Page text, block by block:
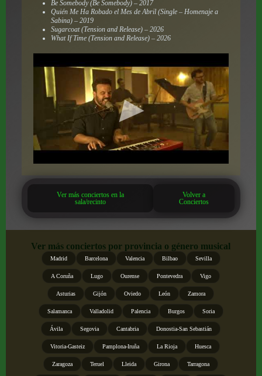
Be Somebody (Be Somebody) – 2017
Quién Me Ha Robado el Mes de Abril (Single – Homenaje a
Sabina) – 2019
Sugarcoat (Tension and Release) – 2026
What If Time (Tension and Release) – 2026
Ver más conciertos en la
sala/recinto
Volver a
Conciertos
Ver más conciertos por provincia o género musical
Madrid Barcelona Valencia Bilbao Sevilla
A Coruña Lugo Ourense Pontevedra Vigo
Asturias Gijón Oviedo León Zamora
Salamanca Valladolid Palencia Burgos Soria
Ávila Segovia Cantabria Donostia-San Sebastián
Vitoria-Gasteiz Pamplona-Iruña La Rioja Huesca
Zaragoza Teruel Lleida Girona Tarragona